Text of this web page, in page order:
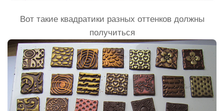
Вот такие квадратики разных оттенков должны
получиться